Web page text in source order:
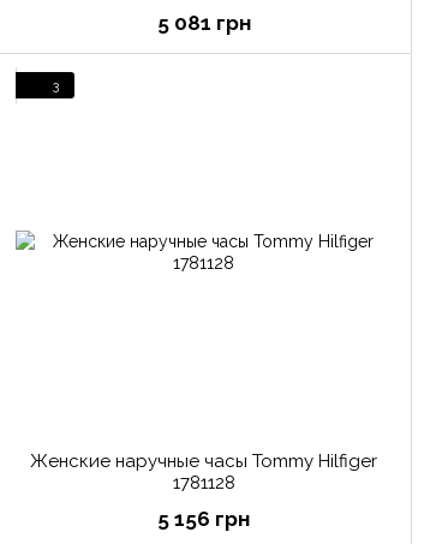
5 081 грн
3
Женские наручные часы Tommy Hilfiger
1781128
5 156 грн